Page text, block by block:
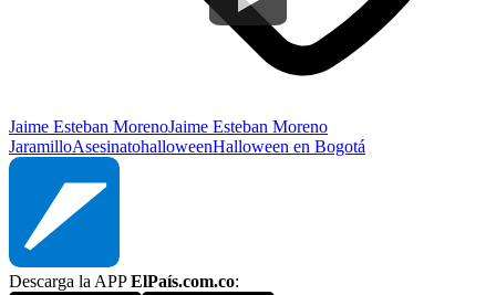
Jaime Esteban MorenoJaime Esteban Moreno
JaramilloAsesinatohalloweenHalloween en Bogotá
Descarga la APPElPaís.com.co: